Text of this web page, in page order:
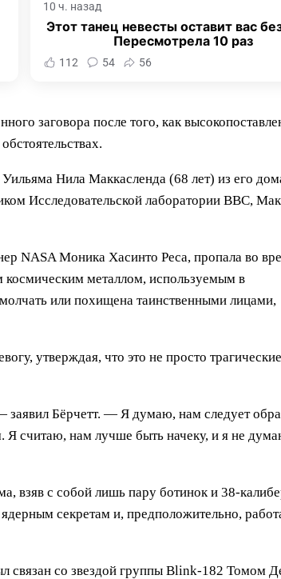
10 ч. назад
Этот танец невесты оставит вас
Пересмотрела 10 раз
112 54 56
заговора после того, как
Нила Маккасленда (68 лет) из его
Исследовательской лаборатории ВВС,
NASA Моника Хасинто Реса, пропала во
металлом, используемым в
или похищена таинственными лицами,
утверждая, что это не просто трагические
заявил Бёрчетт. — Я думаю, нам следует
Я считаю, нам лучше быть начеку, и я не
взяв с собой лишь пару ботинок и 38-
секретам и, предположительно,
связан со звездой группы Blink-182 Томом